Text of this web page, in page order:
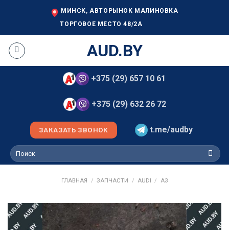
МИНСК, АВТОРЫНОК МАЛИНОВКА
ТОРГОВОЕ МЕСТО 48/2А
AUD.BY
+375 (29) 657 10 61
+375 (29) 632 26 72
ЗАКАЗАТЬ ЗВОНОК t.me/audby
Искать:
ГЛАВНАЯ / ЗАПЧАСТИ / AUDI / A3